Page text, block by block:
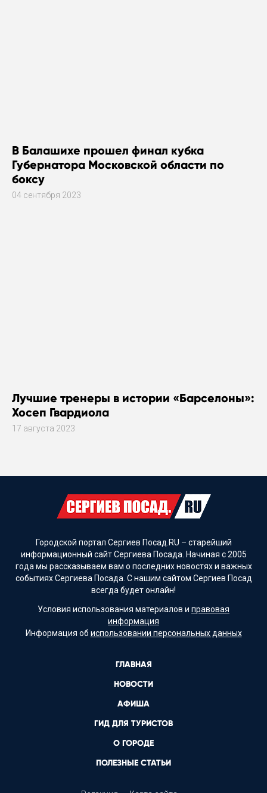
В Балашихе прошел финал кубка
Губернатора Московской области по
боксу
04 сентября 2023
Лучшие тренеры в истории «Барселоны»:
Хосеп Гвардиола
17 августа 2023
Городской портал Сергиев Посад.RU – старейший
информационный сайт Сергиева Посада. Начиная с 2005
года мы рассказываем вам о последних новостях и важных
событиях Сергиева Посада. С нашим сайтом Сергиев Посад
всегда будет онлайн!
Условия использования материалов и правовая
информация
Информация об использовании персональных данных
ГЛАВНАЯ
НОВОСТИ
АФИША
ГИД ДЛЯ ТУРИСТОВ
О ГОРОДЕ
ПОЛЕЗНЫЕ СТАТЬИ